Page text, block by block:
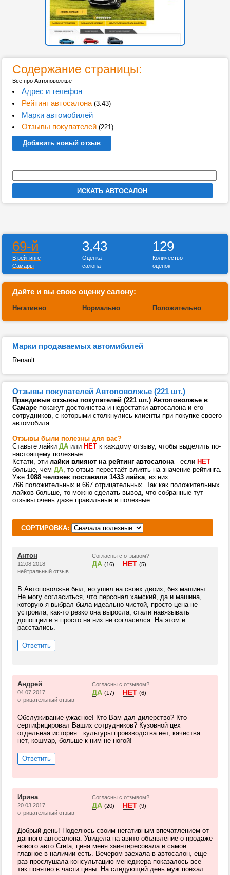
Содержание страницы:
Всё про Автоповолжье
Адрес и телефон
Рейтинг автосалона(3.43)
Марки автомобилей
Отзывы покупателей(221)
Добавить новый отзыв
69-й
В рейтинге
Самары
3.43
Оценка
салона
129
Количество
оценок
Дайте и вы свою оценку салону:
Негативно Нормально Положительно
Марки продаваемых автомибилей
Renault
Отзывы покупателей Автоповолжье (221 шт.)
Правдивые отзывы покупателей (221 шт.) Автоповолжье в
Самаре покажут достоинства и недостатки автосалона и его
сотрудников, с которыми столкнулись клиенты при покупке своего
автомобиля.
Отзывы были полезны для вас?
Ставьте лайки ДА или НЕТ к каждому отзыву, чтобы выделить по-
настоящему полезные.
Кстати, эти лайки влияют на рейтинг автосалона- если НЕТ
больше, чем ДА, то отзыв перестаёт влиять на значение рейтинга.
Уже 1088 человек поставили 1433 лайка, из них
766 положительных и 667 отрицательных. Так как положительных
лайков больше, то можно сделать вывод, что собранные тут
отзывы очень даже правильные и полезные.
СОРТИРОВКА:
Антон
12.08.2018
нейтральный отзыв
Согласны с отзывом?
ДА (16) НЕТ (5)
В Автоповолжье был, но ушел на своих двоих, без машины.
Не могу согласиться, что персонал хамский, да и машина,
которую я выбрал была идеально чистой, просто цена не
устроила, как-то резко она выросла, стали навязывать
допопции и я просто на них не согласился. На этом и
расстались.
Ответить
Андрей
04.07.2017
отрицательный отзыв
Согласны с отзывом?
ДА (17) НЕТ (6)
Обслуживание ужасное! Кто Вам дал дилерство? Кто
сертифицировал Ваших сотрудников? Кузовной цех
отдельная история : культуры производства нет, качества
нет, кошмар, больше к ним не ногой!
Ответить
Ирина
20.03.2017
отрицательный отзыв
Согласны с отзывом?
ДА (20) НЕТ (9)
Добрый день! Поделюсь своим негативным впечатлением от
данного автосалона. Увидела на авито объявление о продаже
нового авто Creta, цена меня заинтересовала и самое
главное в наличии есть. Вечером заехала в автосалон, еще
раз прослушала консультацию менеджера показалось все
так понятно в части цены. На следующий день муж поехал